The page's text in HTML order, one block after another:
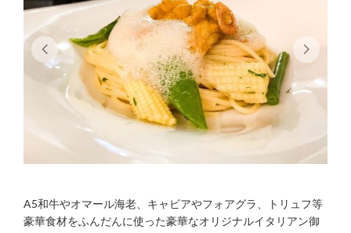
A5和牛やオマール海老、キャビアやフォアグラ、トリュフ等
豪華食材をふんだんに使った豪華なオリジナルイタリアン御